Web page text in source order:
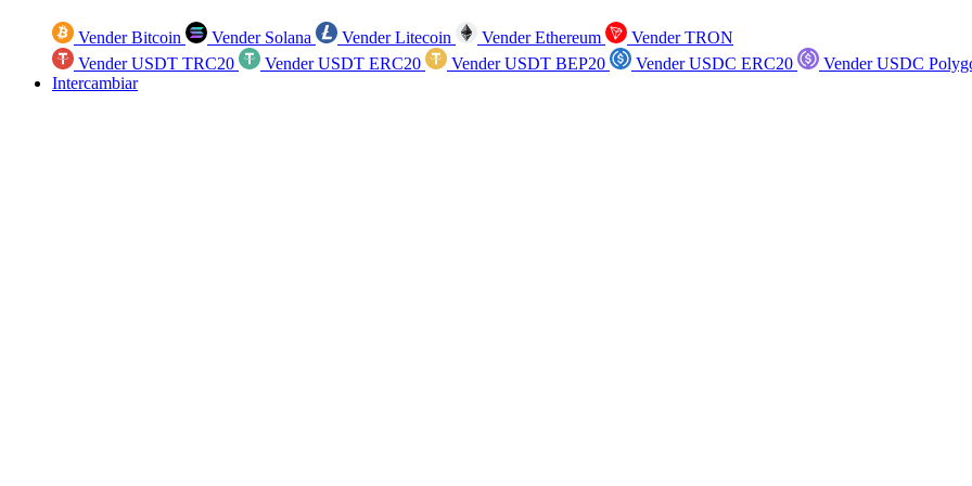
Vender Bitcoin Vender Solana Vender Litecoin Vender Ethereum
Vender TRON
Vender USDT TRC20
Vender USDT ERC20 Vender USDT BEP20 Vender USDC ERC20
Vender USDC
Intercambiar